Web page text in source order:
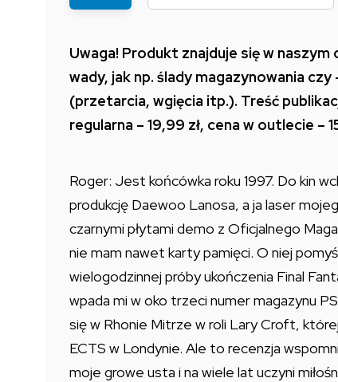
Uwaga! Produkt znajduje się w
wady, jak np. ślady magazynowania
(przetarcia, wgięcia itp.). Treść
regularna – 19,99 zł, cena w outlecie –
Roger: Jest końcówka roku 1997. Do kin
produkcję Daewoo Lanosa, a ja laser
czarnymi płytami demo z Oficjalnego
nie mam nawet karty pamięci. O niej
wielogodzinnej próby ukończenia Final
wpada mi w oko trzeci numer magazynu
się w Rhonie Mitrze w roli Lary Croft,
ECTS w Londynie. Ale to recenzja
moje growe usta i na wiele lat uczyni